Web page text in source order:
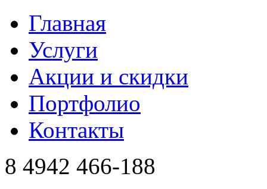
Главная
Услуги
Акции и скидки
Портфолио
Контакты
8 4942 466-188